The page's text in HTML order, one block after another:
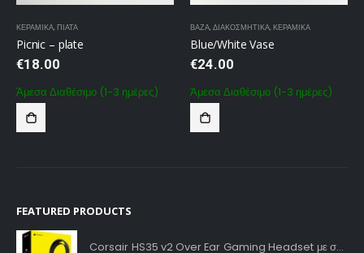
ΚΕΡΑΜΙΚΆ,ΠΙΆΤΑ
Picnic – plate
€18.00
Άμεσα Διαθέσιμο (1-3 ημέρες)
ΒΆΖΑ,ΔΙΑΚΟΣΜΗΤΙΚΆ,ΚΕΡΑΜΙΚΆ
Blue/White Vase
€24.00
Άμεσα Διαθέσιμο (1-3 ημέρες)
FEATURED PRODUCTS
Corsair HS35 v2 Over Ear Gaming Headset με σύνδεση 3.5mm Carbon for PC / PS4 / XBOX